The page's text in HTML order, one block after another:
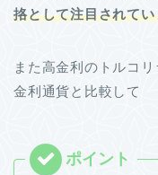
挌として注目されてい
また高金利のトルコ
金利通貨と比較して